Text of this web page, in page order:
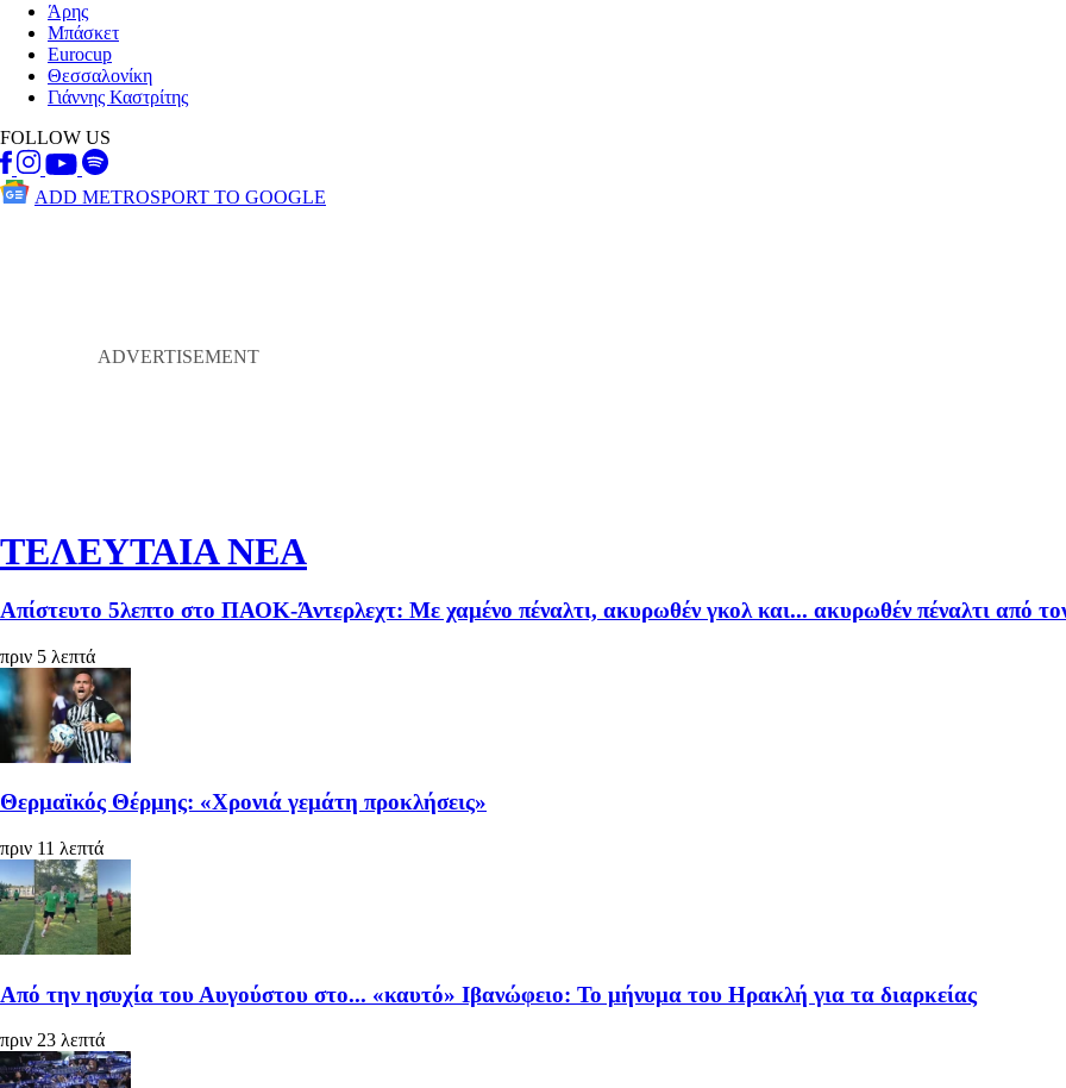
Άρης
Μπάσκετ
Eurocup
Θεσσαλονίκη
Γιάννης Καστρίτης
FOLLOW US
ADD METROSPORT TO GOOGLE
ΤΕΛΕΥΤΑΙΑ ΝΕΑ
Απίστευτο 5λεπτο στο ΠΑΟΚ-Άντερλεχτ: Με χαμένο πέναλτι, ακυρωθέν γκολ και... ακυρωθέν πέναλτι από
πριν 5 λεπτά
Θερμαϊκός Θέρμης: «Χρονιά γεμάτη προκλήσεις»
πριν 11 λεπτά
Από την ησυχία του Αυγούστου στο... «καυτό» Ιβανώφειο: Το μήνυμα του Ηρακλή για τα διαρκείας
πριν 23 λεπτά